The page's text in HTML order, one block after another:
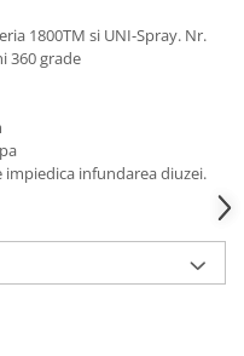
1800TM si UNI-Spray. Nr.
360 grade
infundarea diuzei.